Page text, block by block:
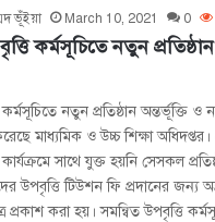
ভূঁইয়া March 10, 2021 0
কর্মসূচিতে নতুন
নতুন প্রতিষ্ঠান অন্তর্ভূক্তি
মাধ্যমিক ও উচ্চ শিক্ষা
কার্যক্রমে সাথে যুক্ত হয়নি সেসকল
উপবৃত্তি টিউশন ফি প্রদানের জন্য
প্রকাশ করা হয়। সমন্বিত উপবৃত্তি